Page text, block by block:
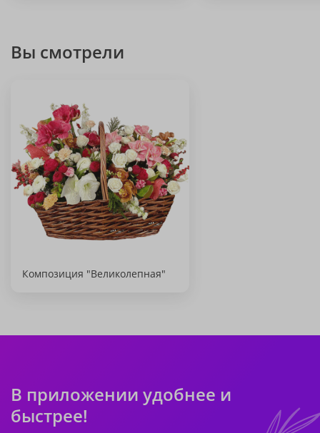
Вы смотрели
Композиция "Великолепная"
В приложении удобнее и
быстрее!